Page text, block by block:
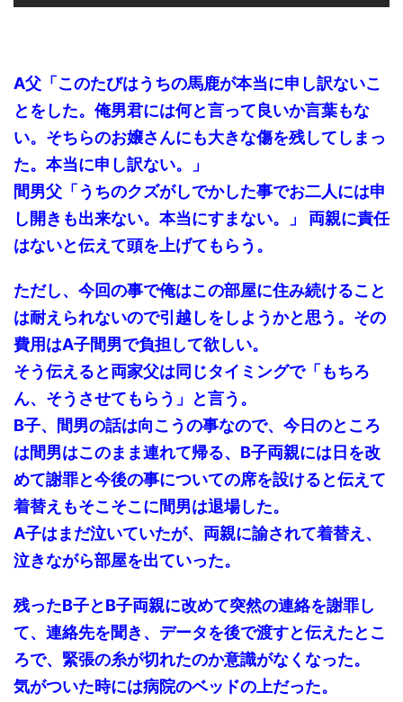
A父「このたびはうちの馬鹿が本当に申し訳ないこ
とをした。俺男君には何と言って良いか言葉もな
い。そちらのお嬢さんにも大きな傷を残してしまっ
た。本当に申し訳ない。」
間男父「うちのクズがしでかした事でお二人には申
し開きも出来ない。本当にすまない。」 両親に責任
はないと伝えて頭を上げてもらう。
ただし、今回の事で俺はこの部屋に住み続けること
は耐えられないので引越しをしようかと思う。その
費用はA子間男で負担して欲しい。
そう伝えると両家父は同じタイミングで「もちろ
ん、そうさせてもらう」と言う。
B子、間男の話は向こうの事なので、今日のところ
は間男はこのまま連れて帰る、B子両親には日を改
めて謝罪と今後の事についての席を設けると伝えて
着替えもそこそこに間男は退場した。
A子はまだ泣いていたが、両親に諭されて着替え、
泣きながら部屋を出ていった。
残ったB子とB子両親に改めて突然の連絡を謝罪し
て、連絡先を聞き、データを後で渡すと伝えたとこ
ろで、緊張の糸が切れたのか意識がなくなった。
気がついた時には病院のベッドの上だった。